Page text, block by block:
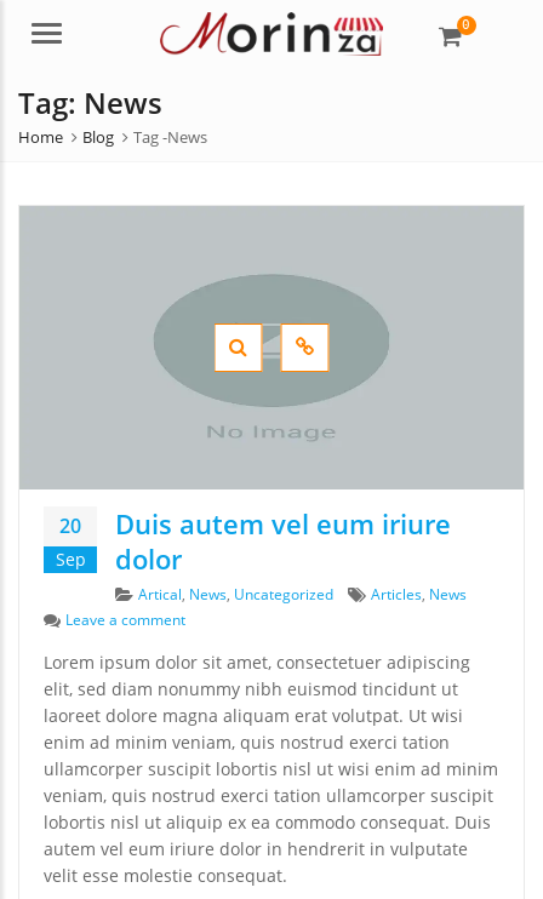
Menu 0
Tag: News
Home Blog Tag -News
20
Sep
Duis autem vel eum iriure
dolor
Categories
Artical, News, Uncategorized Tags
Articles, News
Leave a commenton Duis autem vel eum iriure dolor
Lorem ipsum dolor sit amet, consectetuer adipiscing
elit, sed diam nonummy nibh euismod tincidunt ut
laoreet dolore magna aliquam erat volutpat. Ut wisi
enim ad minim veniam, quis nostrud exerci tation
ullamcorper suscipit lobortis nisl ut wisi enim ad minim
veniam, quis nostrud exerci tation ullamcorper suscipit
lobortis nisl ut aliquip ex ea commodo consequat. Duis
autem vel eum iriure dolor in hendrerit in vulputate
velit esse molestie consequat.